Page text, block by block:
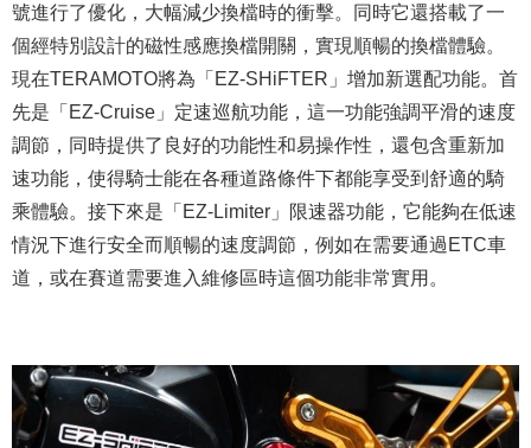
號進行了優化，大幅減少換檔時的衝擊。同時它還搭載了一
個經特別設計的磁性感應換檔開關，實現順暢的換檔體驗。
現在TERAMOTO將為「EZ-SHiFTER」增加新選配功能。首
先是「EZ-Cruise」定速巡航功能，這一功能強調平滑的速度
調節，同時提供了良好的功能性和易操作性，還包含重新加
速功能，使得騎士能在各種道路條件下都能享受到舒適的騎
乘體驗。接下來是「EZ-Limiter」限速器功能，它能夠在低速
情況下進行安全而順暢的速度調節，例如在需要通過ETC車
道，或在賽道需要進入維修區時這個功能非常實用。